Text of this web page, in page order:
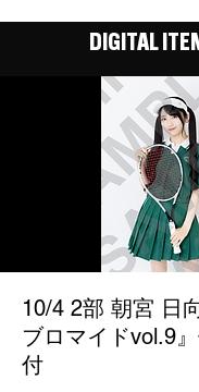
DIGITAL
10/4 2部 朝宮 日
ブロマイドvol.9
付